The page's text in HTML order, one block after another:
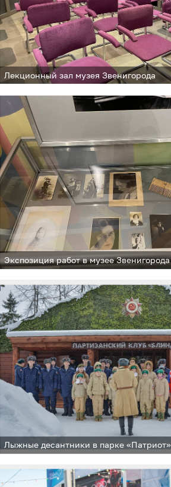
Лекционный зал музея Звенигорода
Экспозиция работ в музее Звенигорода
Лыжные десантники в парке «Патриот»